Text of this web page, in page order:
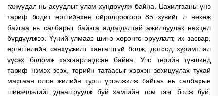
гажуудал нь асуудлыг улам хүндрүүлж байна. Цахилгааны үнэ
тариф бодит өртгийнхөө ойролцоогоор 85 хувийг л нөхөж
байгаа нь салбарыг байнга алдагдалтай ажиллуулах нөхцөл
бүрдүүлжээ. Үүний улмаас шинэ хөрөнгө оруулалт, их засвар,
өргөтгөлийн санхүүжилт хангалтгүй болж, дотоод хуримтлал
үүсэх боломж хязгаарлагдсан байна. Улс төрийн түвшинд
тариф нэмэх эсэх, төрийн татаасыг хэрхэн зохицуулах тухай
маргаан олон жилийн турш үргэлжилж байгаа нь салбарын
шинэчлэлийг удаашруулж буй хамгийн том тээг болж буй.